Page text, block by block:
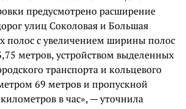
предусмотрено расширение
улиц Соколовая и Большая
полос с увеличением ширины полос
метров, устройством выделенных
транспорта и кольцевого
69 метров и пропускной
в час», — уточнила